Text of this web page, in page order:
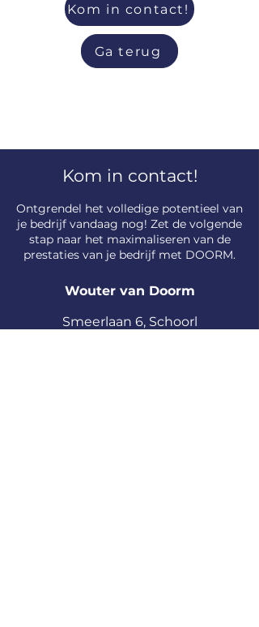
Kom in contact!
Ga terug
Kom in contact!
​Ontgrendel het volledige potentieel van
je bedrijf vandaag nog! Zet de volgende
stap naar het maximaliseren van de
prestaties van je bedrijf met DOORM.
Wouter van Doorm
Smeerlaan 6, Schoorl